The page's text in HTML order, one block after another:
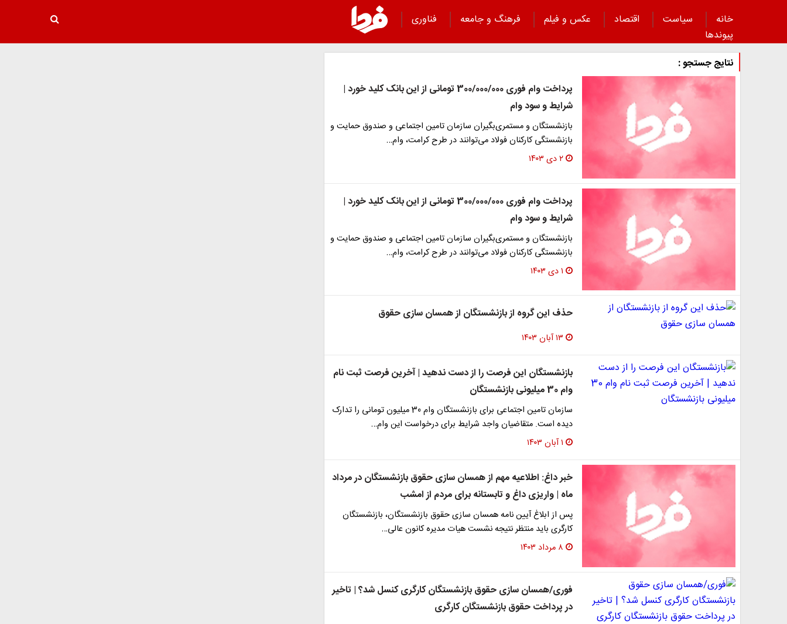
خانه سیاست اقتصاد عکس و فیلم فرهنگ و جامعه
فناوری
پیوند‌ها
نتایج جستجو :
پرداخت وام فوری 300/000/000 تومانی از این بانک کلید خورد |
شرایط و سود وام
بازنشستگان و مستمری‌بگیران سازمان تامین اجتماعی و صندوق حمایت و
بازنشستگی کارکنان فولاد می‌توانند در طرح کرامت، وام…
۲ دی ۱۴۰۳
پرداخت وام فوری 300/000/000 تومانی از این بانک کلید خورد |
شرایط و سود وام
بازنشستگان و مستمری‌بگیران سازمان تامین اجتماعی و صندوق حمایت و
بازنشستگی کارکنان فولاد می‌توانند در طرح کرامت، وام…
۱ دی ۱۴۰۳
حذف این گروه از بازنشستگان از همسان سازی حقوق
۱۳ آبان ۱۴۰۳
بازنشستگان این فرصت را از دست ندهید | آخرین فرصت ثبت نام
وام 30 میلیونی بازنشستگان
سازمان تامین اجتماعی برای بازنشستگان وام 30 میلیون تومانی را تدارک
دیده است. متقاضیان واجد شرایط برای درخواست این وام…
۱ آبان ۱۴۰۳
خبر داغ: اطلاعیه مهم از همسان سازی حقوق بازنشستگان در مرداد
ماه | واریزی داغ و تابستانه برای مردم از امشب
پس از ابلاغ آیین نامه همسان سازی حقوق بازنشستگان، بازنشستگان
کارگری باید منتظر نتیجه نشست هیات مدیره کانون عالی…
۸ مرداد ۱۴۰۳
فوری/همسان سازی حقوق بازنشستگان کارگری کنسل شد؟ | تاخیر
در پرداخت حقوق بازنشستگان کارگری